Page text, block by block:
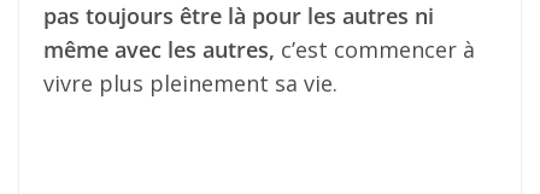
pas toujours être là pour les autres ni
même avec les autres, c’est commencer à
vivre plus pleinement sa vie.